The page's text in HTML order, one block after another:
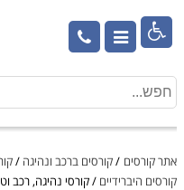

אתר קורסים /קורסים ברכב ונהיגה /
קורסים היברידיים /קורסי נהיגה, רכב